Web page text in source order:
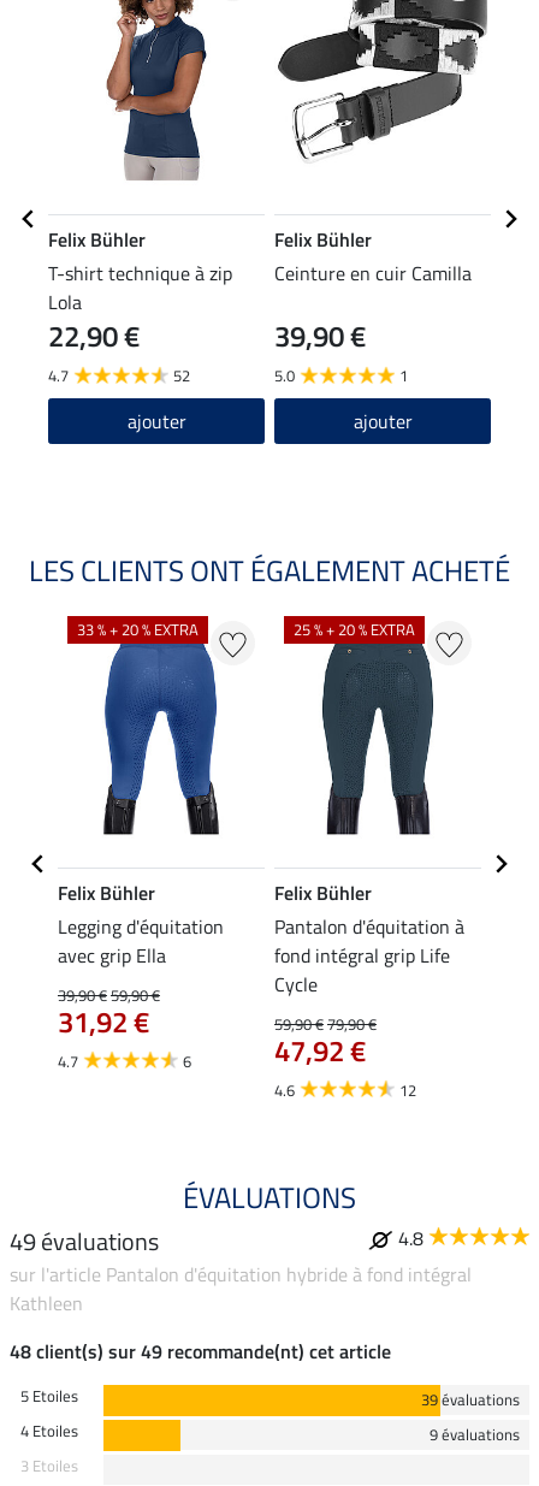
Felix Bühler
T-shirt technique à zip
Lola
22,90 €
4.7 52
ajouter
Felix Bühler
Ceinture en cuir Camilla
39,90 €
5.0 1
ajouter
LES CLIENTS ONT ÉGALEMENT ACHETÉ
33 % + 20 % EXTRA
Felix Bühler
Legging d'équitation
avec grip Ella
39,90 €59,90 €
31,92 €
4.7 6
25 % + 20 % EXTRA
Felix Bühler
Pantalon d'équitation à
fond intégral grip Life
Cycle
59,90 €79,90 €
47,92 €
4.6 12
ÉVALUATIONS
49 évaluations
4.8
sur l'article Pantalon d'équitation hybride à fond intégral
Kathleen
48 client(s) sur 49 recommande(nt) cet article
5 Etoiles
39 évaluations
4 Etoiles
9 évaluations
3 Etoiles